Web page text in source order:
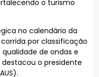
o turismo
no calendário da
por classificação
de ondas e
o presidente